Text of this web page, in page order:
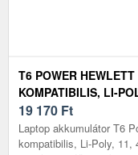
T6 POWER
KOMPATIBILIS, LI-
FEKETE
19 170 Ft
Laptop akkumulátor T6
kompatibilis, Li-Poly, 11,